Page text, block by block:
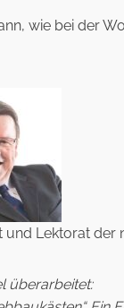
wie bei der
und Lektorat der
überarbeitet: